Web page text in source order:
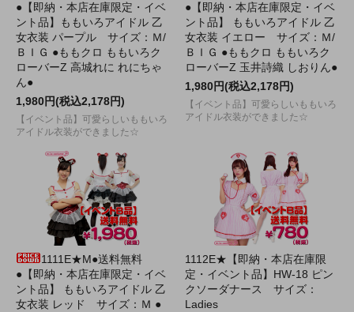
●【即納・本店在庫限定・イベ
ント品】ももいろアイドル 乙
女衣装 パープル サイズ：Ｍ/
ＢＩＧ ●ももクロ ももいろク
ローバーZ 高城れに れにちゃ
ん●
1,980円(税込2,178円)
【イベント品】可愛らしいももいろ
アイドル衣装ができました☆
●【即納・本店在庫限定・イベ
ント品】 ももいろアイドル 乙
女衣装 イエロー サイズ：Ｍ/
ＢＩＧ ●ももクロ ももいろク
ローバーZ 玉井詩織 しおりん●
1,980円(税込2,178円)
【イベント品】可愛らしいももいろ
アイドル衣装ができました☆
1111E★M●送料無料
●【即納・本店在庫限定・イベ
ント品】 ももいろアイドル 乙
女衣装 レッド サイズ：Ｍ ●
1112E★【即納・本店在庫限
定・イベント品】HW-18 ピン
クソーダナース サイズ：
Ladies